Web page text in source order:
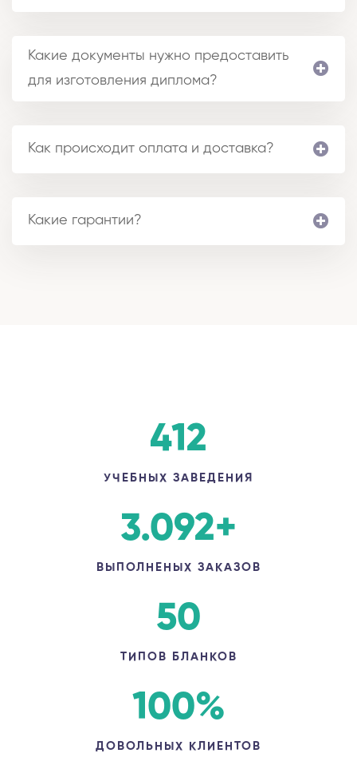
Какие документы нужно предоставить
для изготовления диплома?
Как происходит оплата и доставка?
Какие гарантии?
412
УЧЕБНЫХ ЗАВЕДЕНИЯ
3.092+
ВЫПОЛНЕНЫХ ЗАКАЗОВ
50
ТИПОВ БЛАНКОВ
100%
ДОВОЛЬНЫХ КЛИЕНТОВ